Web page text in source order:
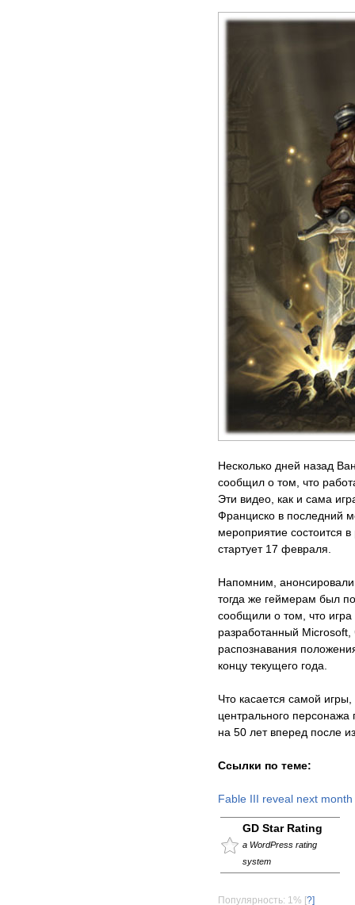
Несколько дней назад
сообщил о том, что
Эти видео, как и сама
Франциско в последний
мероприятие состоится
стартует 17 февраля.
Напомним,
тогда же геймерам был
сообщили о том, что
разработанный
распознавания
концу текущего года.
Что касается самой
центрального
на 50 лет вперед после
Ссылки по теме:
Fable III reveal next month
GD Star Rating
a WordPress rating
system
Популярность: 1% [?]